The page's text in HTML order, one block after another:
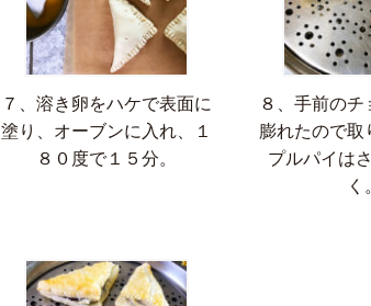
７、溶き卵をハケで表面に
塗り、オーブンに入れ、１
８０度で１５分。
８、手前のチ
膨れたので取
プルパイは
く